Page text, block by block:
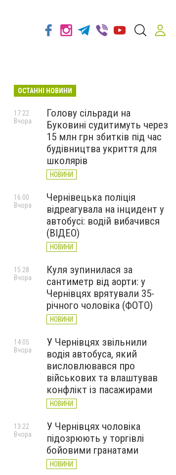
ОСТАННІ НОВИНИ
Голову сільради на
Буковині судитимуть через
15 млн грн збитків під час
будівництва укриття для
школярів
НОВИНИ
17:22
Вчора
Чернівецька поліція
відреагувала на інцидент у
автобусі: водій вибачився
(ВІДЕО)
НОВИНИ
16:00
Вчора
Куля зупинилася за
сантиметр від аорти: у
Чернівцях врятували 35-
річного чоловіка (ФОТО)
НОВИНИ
15:28
Вчора
У Чернівцях звільнили
водія автобуса, який
висловлювався про
військових та влаштував
конфлікт із пасажирами
НОВИНИ
14:05
Вчора
У Чернівцях чоловіка
підозрюють у торгівлі
бойовими гранатами
НОВИНИ
13:22
Вчора